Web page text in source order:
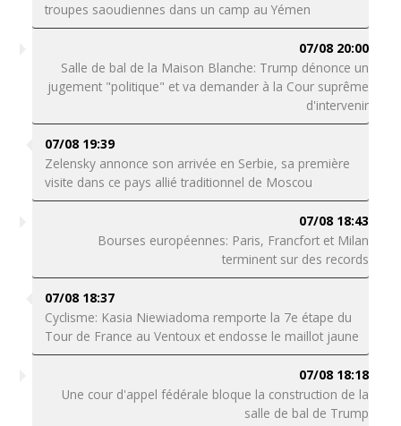
troupes saoudiennes dans un camp au Yémen
07/08 20:00
Salle de bal de la Maison Blanche: Trump dénonce un
jugement "politique" et va demander à la Cour suprême
d'intervenir
07/08 19:39
Zelensky annonce son arrivée en Serbie, sa première
visite dans ce pays allié traditionnel de Moscou
07/08 18:43
Bourses européennes: Paris, Francfort et Milan
terminent sur des records
07/08 18:37
Cyclisme: Kasia Niewiadoma remporte la 7e étape du
Tour de France au Ventoux et endosse le maillot jaune
07/08 18:18
Une cour d'appel fédérale bloque la construction de la
salle de bal de Trump